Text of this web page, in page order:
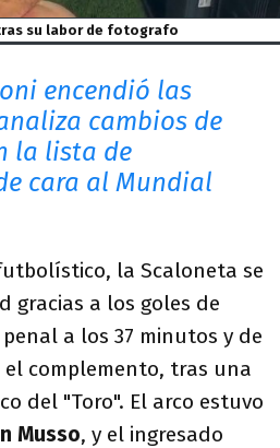
su labor de fotografo
encendió las
cambios de
la lista de
cara al Mundial
la Scaloneta se
gracias a los goles de
a los 37 minutos y de
el complemento, tras una
del "Toro". El arco estuvo
Musso, y el ingresado